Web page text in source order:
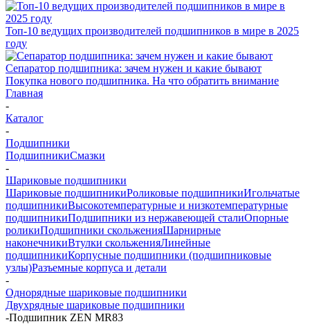
Топ-10 ведущих производителей подшипников в мире в 2025
году
Сепаратор подшипника: зачем нужен и какие бывают
Покупка нового подшипника. На что обратить внимание
Главная
-
Каталог
-
Подшипники
ПодшипникиСмазки
-
Шариковые подшипники
Шариковые подшипникиРоликовые подшипникиИгольчатые
подшипникиВысокотемпературные и низкотемпературные
подшипникиПодшипники из нержавеющей сталиОпорные
роликиПодшипники скольженияШарнирные
наконечникиВтулки скольженияЛинейные
подшипникиКорпусные подшипники (подшипниковые
узлы)Разъемные корпуса и детали
-
Однорядные шариковые подшипники
Двухрядные шариковые подшипники
-Подшипник ZEN MR83